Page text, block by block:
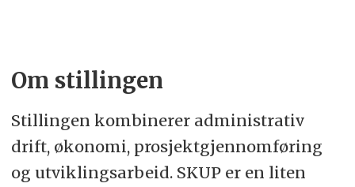
Om stillingen
Stillingen kombinerer administrativ
drift, økonomi, prosjektgjennomføring
og utviklingsarbeid. SKUP er en liten